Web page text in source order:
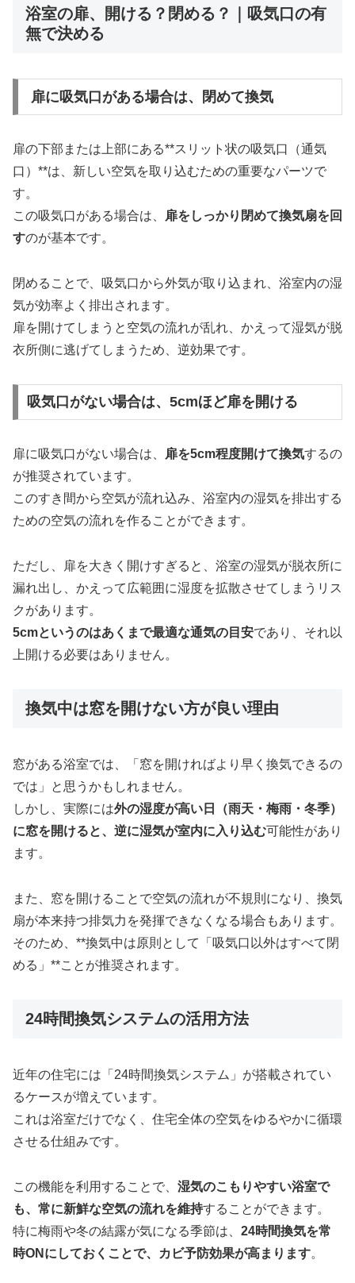
浴室の扉、開ける？閉める？｜吸気口の有
無で決める
扉に吸気口がある場合は、閉めて換気
扉の下部または上部にある**スリット状の吸気口（通気
口）**は、新しい空気を取り込むための重要なパーツで
す。
この吸気口がある場合は、
扉をしっかり閉めて換気扇を回
すのが基本です。
閉めることで、吸気口から外気が取り込まれ、浴室内の湿
気が効率よく排出されます。
扉を開けてしまうと空気の流れが乱れ、かえって湿気が脱
衣所側に逃げてしまうため、逆効果です。
吸気口がない場合は、5cmほど扉を開ける
扉に吸気口がない場合は、 扉を5cm程度開けて換気するの
が推奨されています。
このすき間から空気が流れ込み、浴室内の湿気を排出する
ための空気の流れを作ることができます。
ただし、扉を大きく開けすぎると、浴室の湿気が脱衣所に
漏れ出し、かえって広範囲に湿度を拡散させてしまうリス
クがあります。
5cmというのはあくまで最適な通気の目安であり、それ以
上開ける必要はありません。
換気中は窓を開けない方が良い理由
窓がある浴室では、「窓を開ければより早く換気できるの
では」と思うかもしれません。
しかし、実際には外の湿度が高い日（雨天・梅雨・冬季）
に窓を開けると、逆に湿気が室内に入り込む可能性があり
ます。
また、窓を開けることで空気の流れが不規則になり、換気
扇が本来持つ排気力を発揮できなくなる場合もあります。
そのため、**換気中は原則として「吸気口以外はすべて閉
める」**ことが推奨されます。
24時間換気システムの活用方法
近年の住宅には「24時間換気システム」が搭載されてい
るケースが増えています。
これは浴室だけでなく、住宅全体の空気をゆるやかに循環
させる仕組みです。
この機能を利用することで、 湿気のこもりやすい浴室で
も、常に新鮮な空気の流れを維持することができます。
特に梅雨や冬の結露が気になる季節は、 24時間換気を常
時ONにしておくことで、カビ予防効果が高まります。